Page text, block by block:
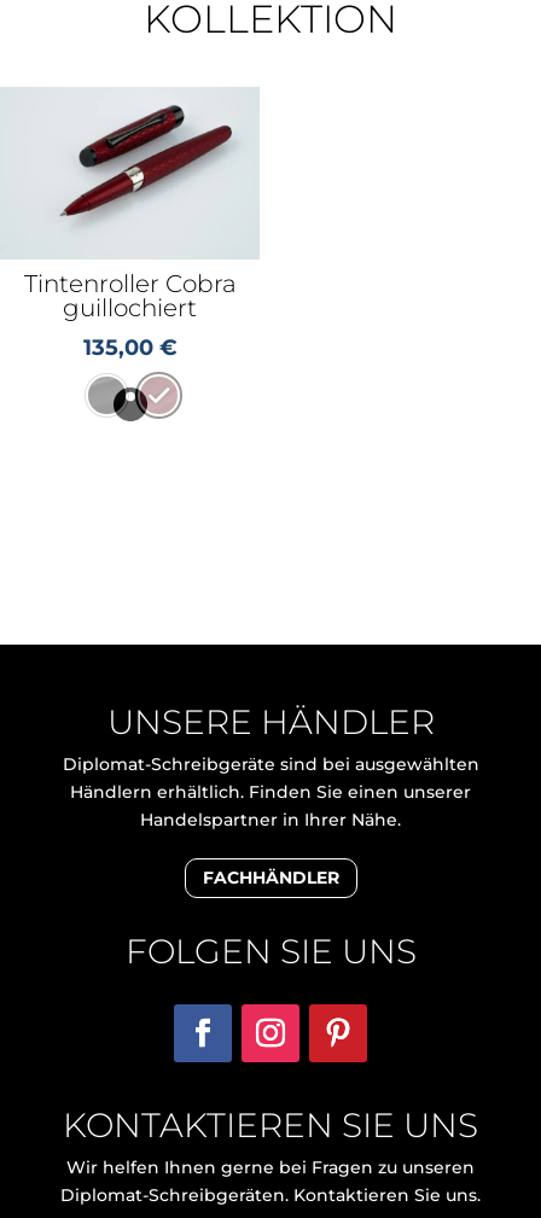
KOLLEKTION
Tintenroller Cobra
guillochiert
135,00 €
UNSERE HÄNDLER
Diplomat-Schreibgeräte sind bei ausgewählten
Händlern erhältlich. Finden Sie einen unserer
Handelspartner in Ihrer Nähe.
FACHHÄNDLER
FOLGEN SIE UNS
KONTAKTIEREN SIE UNS
Wir helfen Ihnen gerne bei Fragen zu unseren
Diplomat-Schreibgeräten. Kontaktieren Sie uns.